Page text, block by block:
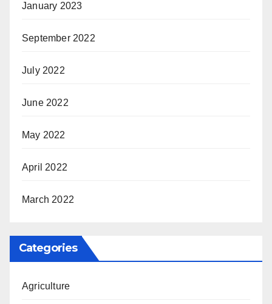
January 2023
September 2022
July 2022
June 2022
May 2022
April 2022
March 2022
Categories
Agriculture